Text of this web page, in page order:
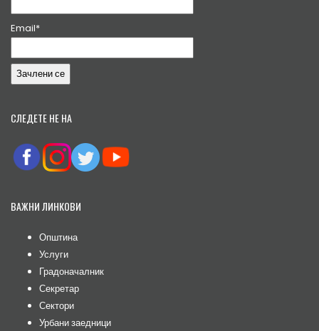
Email*
СЛЕДЕТЕ НЕ НА
ВАЖНИ ЛИНКОВИ
Општина
Услуги
Градоначалник
Секретар
Сектори
Урбани заедници